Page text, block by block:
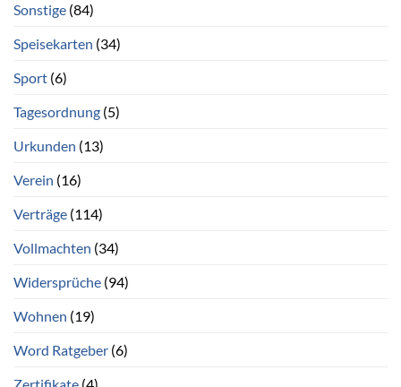
Sonstige (84)
Speisekarten (34)
Sport (6)
Tagesordnung (5)
Urkunden (13)
Verein (16)
Verträge (114)
Vollmachten (34)
Widersprüche (94)
Wohnen (19)
Word Ratgeber (6)